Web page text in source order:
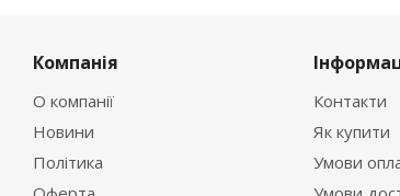
Компанія
О компанії
Новини
Політика
Контакти
Як купити
Умови